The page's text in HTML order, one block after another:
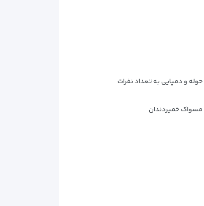
حوله و دمپایی به تعداد نفرات
مسواک خمیردندان